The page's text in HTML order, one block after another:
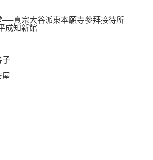
──真宗大谷派東本願寺參拜接待所
成知新館
術館
子
屋
車站